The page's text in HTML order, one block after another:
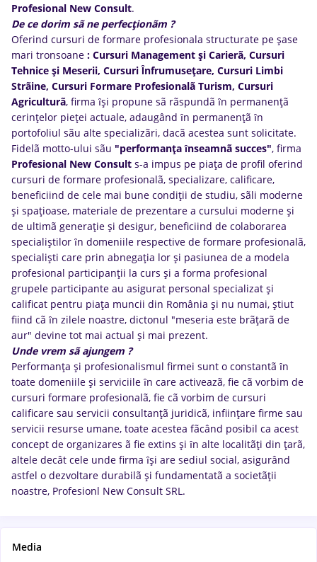
Profesional New Consult.
De ce dorim sã ne perfecţionãm ?
Oferind cursuri de formare profesionala structurate pe şase
mari tronsoane : Cursuri Management şi Carierã, Cursuri
Tehnice şi Meserii, Cursuri Ȋnfrumuseţare, Cursuri Limbi
Strãine, Cursuri Formare Profesionalã Turism, Cursuri
Agriculturã, firma ȋşi propune sã rãspundã ȋn permanenţã
cerinţelor pieţei actuale, adaugând ȋn permanenţã ȋn
portofoliul sãu alte specializãri, dacã acestea sunt solicitate.
Fidelã motto-ului sãu "performanţa ȋnseamnã succes", firma
Profesional New Consult s-a impus pe piaţa de profil oferind
cursuri de formare profesionalã, specializare, calificare,
beneficiind de cele mai bune condiţii de studiu, sãli moderne
şi spaţioase, materiale de prezentare a cursului moderne şi
de ultimã generaţie şi desigur, beneficiind de colaborarea
specialiştilor ȋn domeniile respective de formare profesionalã,
specialişti care prin abnegaţia lor şi pasiunea de a modela
profesional participanţii la curs şi a forma profesional
grupele participante au asigurat personal specializat şi
calificat pentru piaţa muncii din România şi nu numai, ştiut
fiind cã ȋn zilele noastre, dictonul "meseria este brãţarã de
aur" devine tot mai actual şi mai prezent.
Unde vrem sã ajungem ?
Performanţa şi profesionalismul firmei sunt o constantã ȋn
toate domeniile şi serviciile ȋn care activeazã, fie cã vorbim de
cursuri formare profesionalã, fie cã vorbim de cursuri
calificare sau servicii consultanţã juridicã, infiinţare firme sau
servicii resurse umane, toate acestea fãcând posibil ca acest
concept de organizares ã fie extins şi ȋn alte localitãţi din ţarã,
altele decât cele unde firma ȋşi are sediul social, asigurând
astfel o dezvoltare durabilã şi fundamentatã a societãţii
noastre, Profesionl New Consult SRL.
Media